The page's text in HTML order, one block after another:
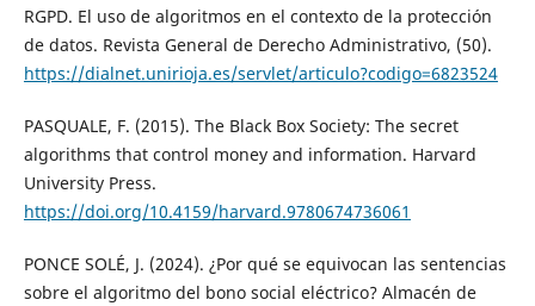
RGPD. El uso de algoritmos en el contexto de la protección
de datos. Revista General de Derecho Administrativo, (50).
https://dialnet.unirioja.es/servlet/articulo?codigo=6823524
PASQUALE, F. (2015). The Black Box Society: The secret
algorithms that control money and information. Harvard
University Press.
https://doi.org/10.4159/harvard.9780674736061
PONCE SOLÉ, J. (2024). ¿Por qué se equivocan las sentencias
sobre el algoritmo del bono social eléctrico? Almacén de